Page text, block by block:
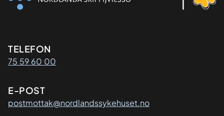
Kontaktinformasjon
TELEFON
75 59 60 00
E-POST
postmottak@nordlandssykehuset.no